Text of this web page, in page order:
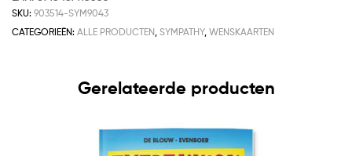
SKU: 903514-SYM9043
CATEGORIEËN: ALLE PRODUCTEN SYMPATHY, WENSKAARTEN
Gerelateerde producten